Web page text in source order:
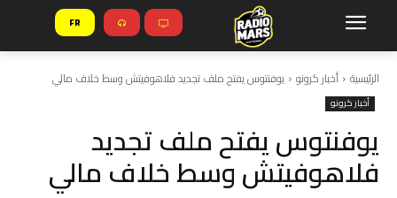
FR
الرئيسية أخبار كرونو يوفنتوس يفتح ملف تجديد فلاهوفيتش وسط خلاف مالي
أخبار كرونو
يوفنتوس يفتح ملف تجديد
فلاهوفيتش وسط خلاف مالي